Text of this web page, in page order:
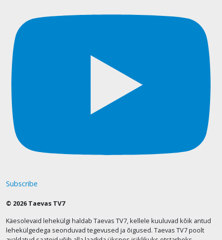
Subscribe
© 2026 Taevas TV7
Käesolevaid lehekülgi haldab Taevas TV7, kellele kuuluvad kõik antud
lehekülgedega seonduvad tegevused ja õigused. Taevas TV7 poolt